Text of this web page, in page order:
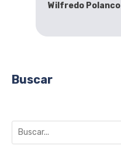
Wilfredo Polanco
Buscar